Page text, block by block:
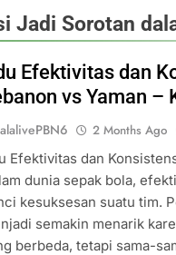
Sorotan
Efektivitas dan
vs Yaman –
2 Months Ago
Efektivitas dan
dunia sepak bola,
kesuksesan suatu tim.
semakin menarik
berbeda, tetapi sama-